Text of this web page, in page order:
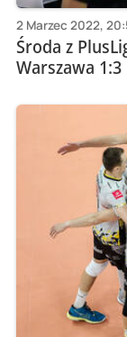
2 Marzec 2022,
Środa z
Warszawa 1:3